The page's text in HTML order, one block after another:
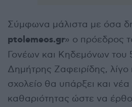
Σύμφωνα μάλιστα με όσα
ptolemeos.gr» ο πρόεδρος
Γονέων και Κηδεμόνων του
Δημήτρης Ζαφειρίδης, λίγο
σχολείο θα υπάρξει και
καθαριότητας ώστε να